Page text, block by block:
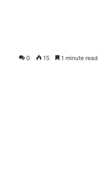
0 15 1 minute read